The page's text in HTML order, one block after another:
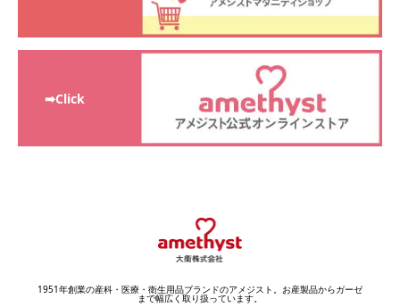
➡Click
1951年創業の産科・医療・衛生用品ブランドのアメジスト。お産製品からガーゼ
まで幅広く取り扱っています。